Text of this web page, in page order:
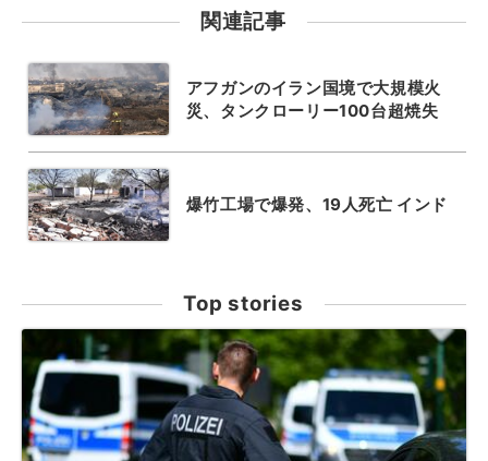
関連記事
アフガンのイラン国境で大規模火
災、タンクローリー100台超焼失
爆竹工場で爆発、19人死亡 インド
Top stories